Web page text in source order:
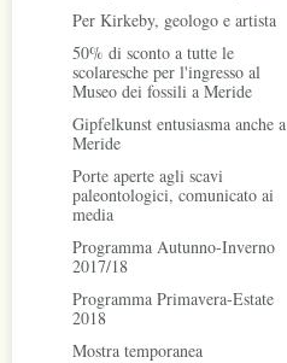
Per Kirkeby, geologo e artista
50% di sconto a tutte le
scolaresche per l'ingresso al
Museo dei fossili a Meride
Gipfelkunst entusiasma anche a
Meride
Porte aperte agli scavi
paleontologici, comunicato ai
media
Programma Autunno-Inverno
2017/18
Programma Primavera-Estate
2018
Mostra temporanea